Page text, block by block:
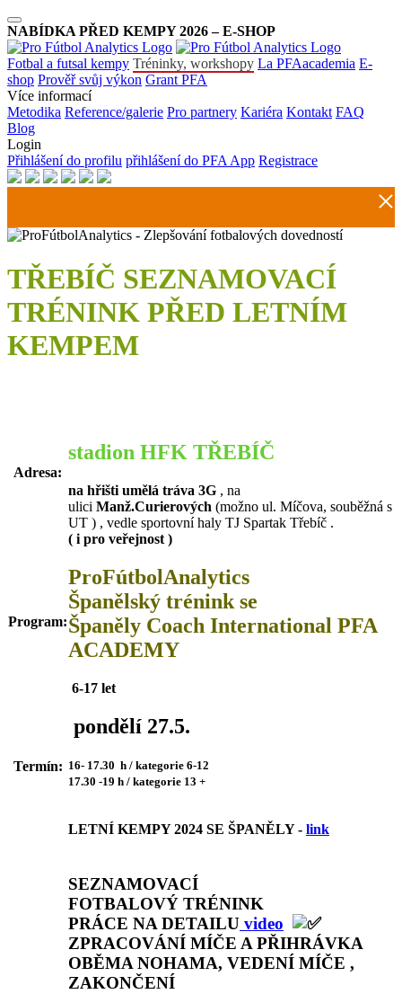
NABÍDKA PŘED KEMPY 2026 – E-SHOP
Fotbal a futsal kempy Tréninky, workshopy La PFAacademia E-
shop Prověř svůj výkon Grant PFA
Více informací
Metodika Reference/galerie Pro partnery Kariéra Kontakt FAQ
Blog
Login
Přihlášení do profilu přihlášení do PFA App Registrace
TŘEBÍČ SEZNAMOVACÍ
TRÉNINK PŘED LETNÍM
KEMPEM
Adresa:
stadion HFK TŘEBÍČ
na hřišti umělá tráva 3G , na
ulici Manž.Curierových (možno ul. Míčova, souběžná s
UT ) , vedle sportovní haly TJ Spartak Třebíč .
( i pro veřejnost )
Program:
ProFútbolAnalytics
Španělský trénink se
Španěly Coach International PFA
ACADEMY
6-17 let
Termín:
pondělí 27.5.
16- 17.30 h / kategorie 6-12
17.30 -19 h / kategorie 13 +
LETNÍ KEMPY 2024 SE ŠPANĚLY - link
SEZNAMOVACÍ
FOTBALOVÝ TRÉNINK
PRÁCE NA DETAILU video
ZPRACOVÁNÍ MÍČE A PŘIHRÁVKA
OBĚMA NOHAMA, VEDENÍ MÍČE ,
ZAKONČENÍ